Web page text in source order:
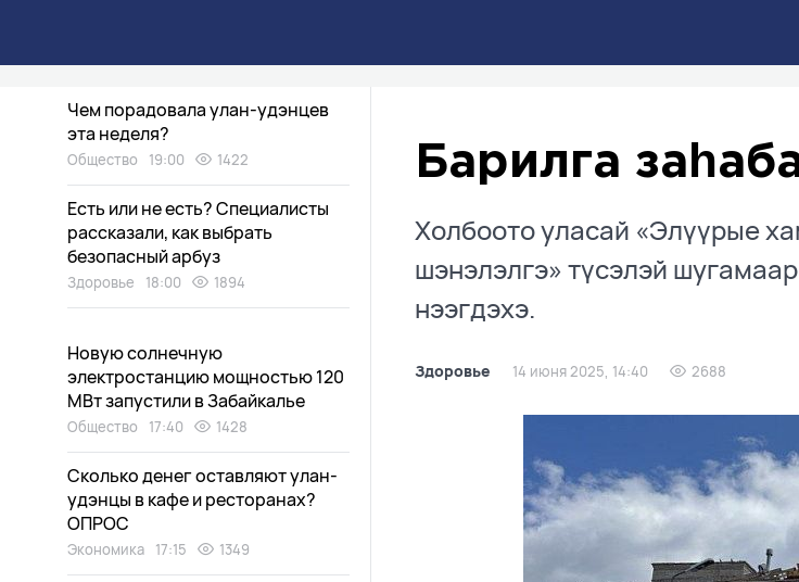
Барилга
Холбоото уласай «Элүүрые
шэнэлэлгэ» түсэлэй
нээгдэхэ.
Здоровье 14 июня 2025, 14:40 2688
Общество 19:15 1690
Чем порадовала улан-удэнцев
эта неделя?
Общество 19:00 1422
Есть или не есть? Специалисты
рассказали, как выбрать
безопасный арбуз
Здоровье 18:00 1894
Новую солнечную
электростанцию мощностью 120
МВт запустили в Забайкалье
Общество 17:40 1428
Сколько денег оставляют улан-
удэнцы в кафе и ресторанах?
ОПРОС
Экономика 17:15 1349